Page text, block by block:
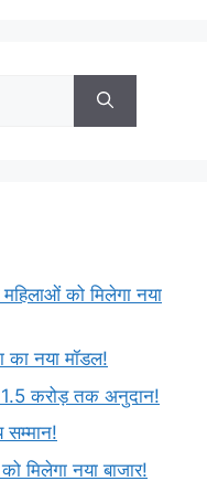
को मिलेगा नया
का नया मॉडल!
1.5 करोड़ तक अनुदान!
सम्मान!
मिलेगा नया बाजार!